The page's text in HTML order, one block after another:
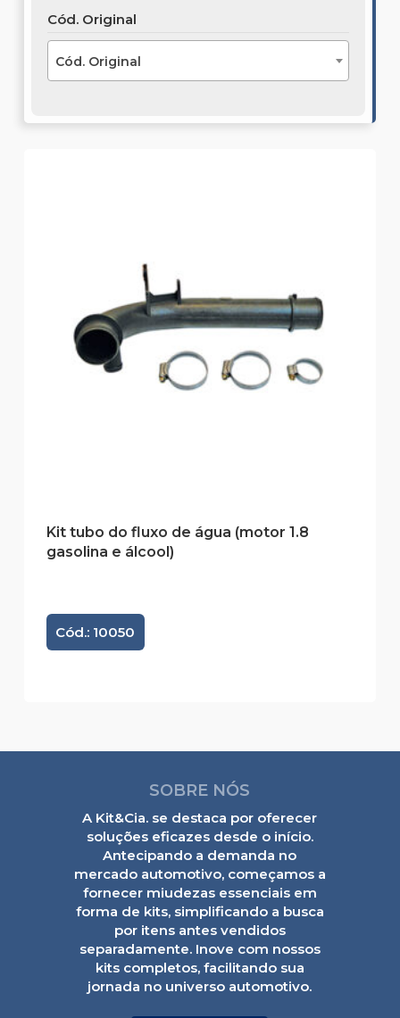
Cód. Original
Cód. Original
Kit tubo do fluxo de água (motor 1.8
gasolina e álcool)
Cód.: 10050
SOBRE NÓS
A Kit&Cia. se destaca por oferecer
soluções eficazes desde o início.
Antecipando a demanda no
mercado automotivo, começamos a
fornecer miudezas essenciais em
forma de kits, simplificando a busca
por itens antes vendidos
separadamente. Inove com nossos
kits completos, facilitando sua
jornada no universo automotivo.